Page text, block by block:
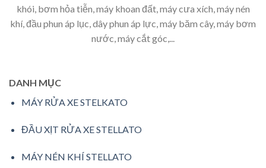
khói, bơm hỏa tiễn, máy khoan đất, máy cưa xích, máy nén
khí, đầu phun áp lục, dây phun áp lực, máy băm cây, máy bơm
nước, máy cắt góc,...
DANH MỤC
MÁY RỬA XE STELKATO
ĐẦU XỊT RỬA XE STELLATO
MÁY NÉN KHÍ STELLATO